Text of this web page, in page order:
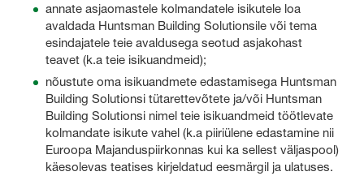
annate asjaomastele kolmandatele isikutele loa
avaldada Huntsman Building Solutionsile või tema
esindajatele teie avaldusega seotud asjakohast
teavet (k.a teie isikuandmeid);
nõustute oma isikuandmete edastamisega Huntsman
Building Solutionsi tütarettevõtete ja/või Huntsman
Building Solutionsi nimel teie isikuandmeid töötlevate
kolmandate isikute vahel (k.a piiriülene edastamine nii
Euroopa Majanduspiirkonnas kui ka sellest väljaspool)
käesolevas teatises kirjeldatud eesmärgil ja ulatuses.